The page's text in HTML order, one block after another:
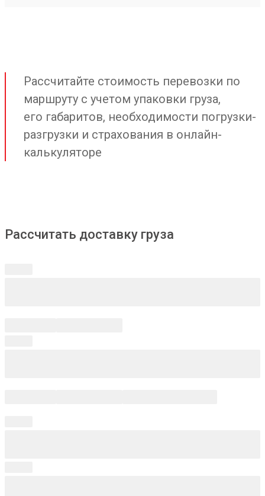
Рассчитайте стоимость перевозки по
маршруту с учетом упаковки груза,
его габаритов, необходимости погрузки-
разгрузки и страхования в онлайн-
калькуляторе
Рассчитать доставку груза